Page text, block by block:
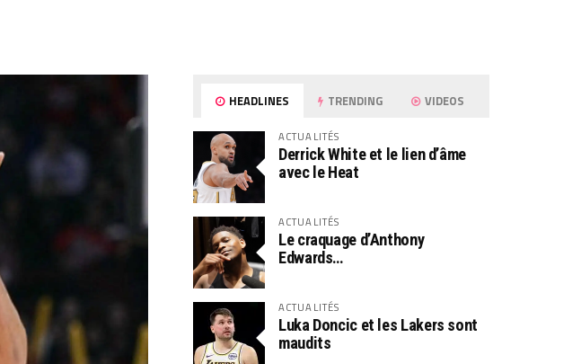
HEADLINES TRENDING VIDEOS
ACTUALITÉS
Derrick White et le lien d’âme
avec le Heat
ACTUALITÉS
Le craquage d’Anthony
Edwards…
ACTUALITÉS
Luka Doncic et les Lakers sont
maudits